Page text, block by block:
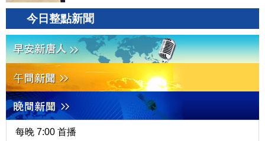
今日整點新聞
每晚 7:00 首播